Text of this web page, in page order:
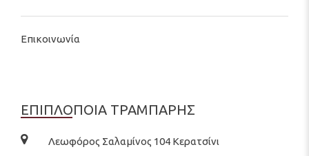
Επικοινωνία
ΕΠΙΠΛΟΠΟΙΑ ΤΡΑΜΠΑΡΗΣ
Λεωφόρος Σαλαμίνος 104 Κερατσίνι